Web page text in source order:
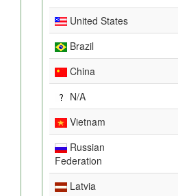
United States
Brazil
China
N/A
Vietnam
Russian
Federation
Latvia